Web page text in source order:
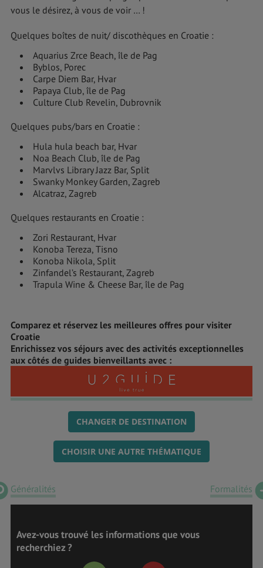
vous le désirez, à vous de voir … !
Quelques boîtes de nuit/ discothèques en Croatie :
Aquarius Zrce Beach, île de Pag
Byblos, Porec
Carpe Diem Bar, Hvar
Papaya Club, île de Pag
Culture Club Revelin, Dubrovnik
Quelques pubs/bars en Croatie :
Hula hula beach bar, Hvar
Noa Beach Club, île de Pag
Marvlvs Library Jazz Bar, Split
Swanky Monkey Garden, Zagreb
Alcatraz, Zagreb
Quelques restaurants en Croatie :
Zori Restaurant, Hvar
Konoba Tereza, Tisno
Konoba Nikola, Split
Zinfandel’s Restaurant, Zagreb
Trapula Wine & Cheese Bar, île de Pag
Comparez et réservez les meilleures offres pour visiter
Croatie
Enrichissez vos séjours avec des activités exceptionnelles
aux côtés de guides bienveillants avec :
CHANGER DE DESTINATION
CHOISIR UNE AUTRE THÉMATIQUE
Généralités Formalités
Avez-vous trouvé les informations que vous
recherchiez ?